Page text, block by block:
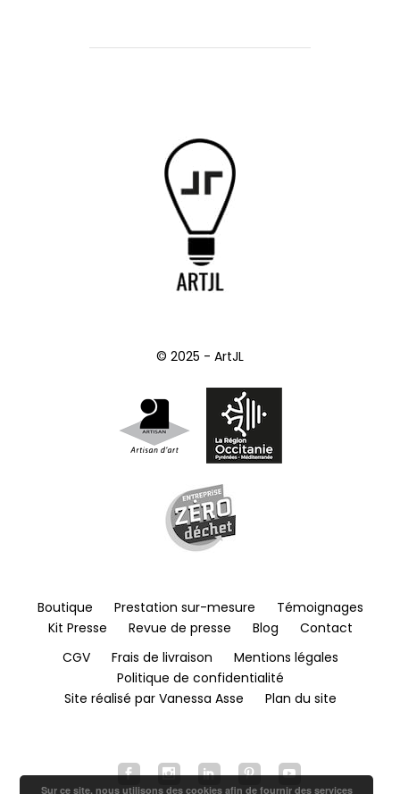
© 2025 - ArtJL
Boutique Prestation sur-mesure
Témoignages
Kit Presse
Revue de presse Blog
Contact
CGV
Frais de livraison
Mentions légales
Politique de confidentialité
Site réalisé par Vanessa Asse
Plan du site
Sur ce site, nous utilisons des cookies afin de fournir des services